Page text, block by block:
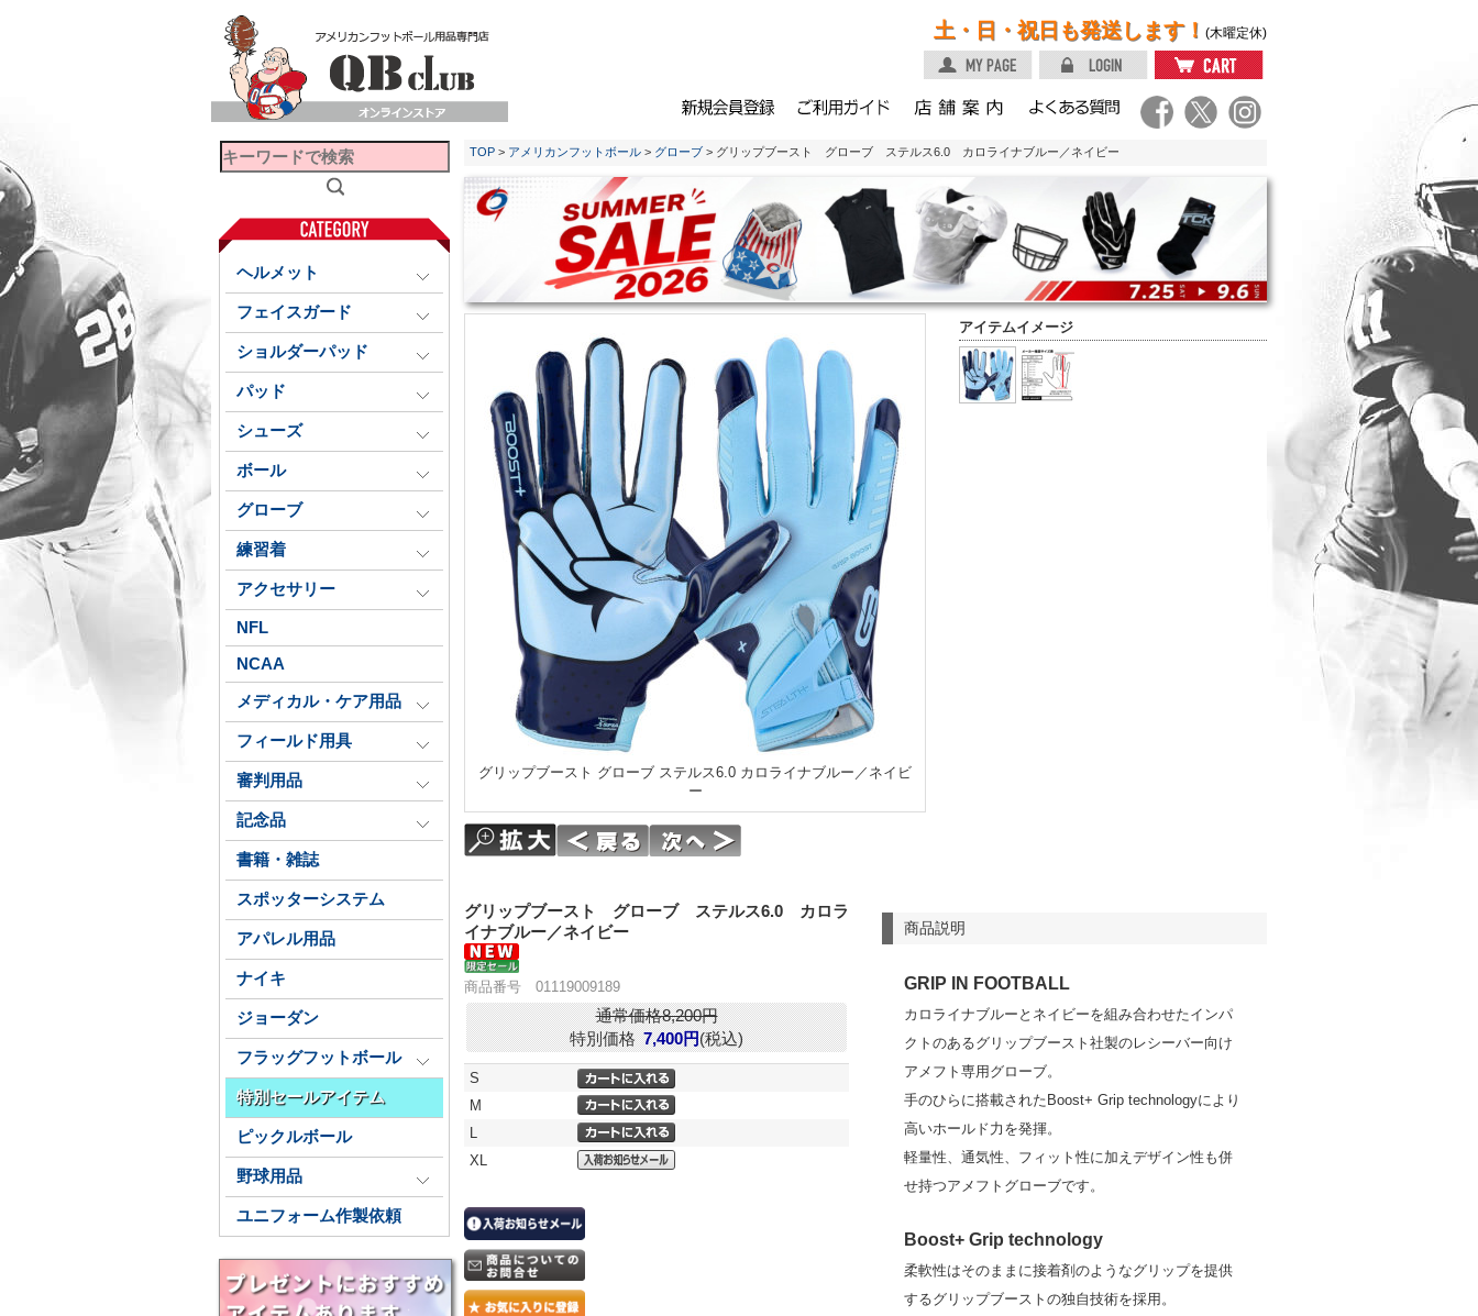
土・日・祝日も発送します！ (木曜定休)
ヘルメット
フェイスガード
ショルダーパッド
パッド
シューズ
ボール
グローブ
練習着
アクセサリー
NFL
NCAA
メディカル・ケア用品
フィールド用具
審判用品
記念品
書籍・雑誌
スポッターシステム
アパレル用品
ナイキ
ジョーダン
フラッグフットボール
特別セールアイテム
ピックルボール
野球用品
ユニフォーム作製依頼
TOP > アメリカンフットボール > グローブ > グリップブースト グローブ ステルス6.0 カロライナブルー／ネイビー
アイテムイメージ
グリップブースト グローブ ステルス6.0 カロライナブルー／ネイビ
ー
商品説明
GRIP IN FOOTBALL
カロライナブルーとネイビーを組み合わせたインパ
クトのあるグリップブースト社製のレシーバー向け
アメフト専用グローブ。
手のひらに搭載されたBoost+ Grip technologyにより
高いホールド力を発揮。
軽量性、通気性、フィット性に加えデザイン性も併
せ持つアメフトグローブです。
Boost+ Grip technology
柔軟性はそのままに接着剤のようなグリップを提供
するグリップブーストの独自技術を採用。
グリップブースト グローブ ステルス6.0 カロラ
イナブルー／ネイビー
商品番号 01119009189
通常価格8,200円
特別価格 7,400円(税込)
S
M
L
XL